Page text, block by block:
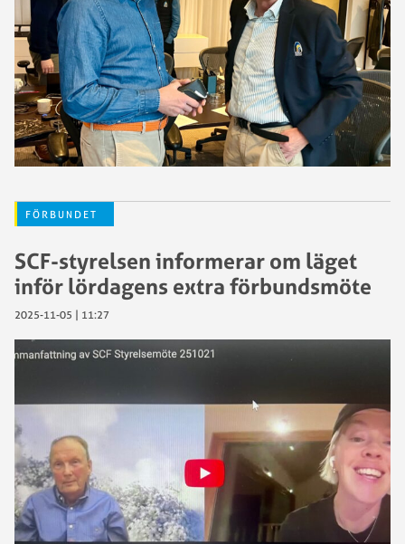
FÖRBUNDET
SCF-styrelsen informerar om läget
inför lördagens extra förbundsmöte
2025-11-05 | 11:27